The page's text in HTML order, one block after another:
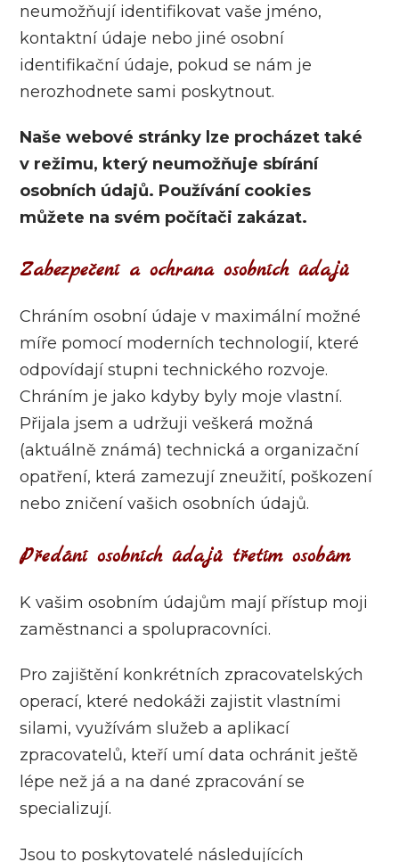
neumožňují identifikovat vaše jméno,
kontaktní údaje nebo jiné osobní
identifikační údaje, pokud se nám je
nerozhodnete sami poskytnout.
Naše webové stránky lze procházet také
v režimu, který neumožňuje sbírání
osobních údajů. Používání cookies
můžete na svém počítači zakázat.
Zabezpečení a ochrana osobních údajů
Chráním osobní údaje v maximální možné
míře pomocí moderních technologií, které
odpovídají stupni technického rozvoje.
Chráním je jako kdyby byly moje vlastní.
Přijala jsem a udržuji veškerá možná
(aktuálně známá) technická a organizační
opatření, která zamezují zneužití, poškození
nebo zničení vašich osobních údajů.
Předání osobních údajů třetím osobám
K vašim osobním údajům mají přístup moji
zaměstnanci a spolupracovníci.
Pro zajištění konkrétních zpracovatelských
operací, které nedokáži zajistit vlastními
silami, využívám služeb a aplikací
zpracovatelů, kteří umí data ochránit ještě
lépe než já a na dané zpracování se
specializují.
Jsou to poskytovatelé následujících